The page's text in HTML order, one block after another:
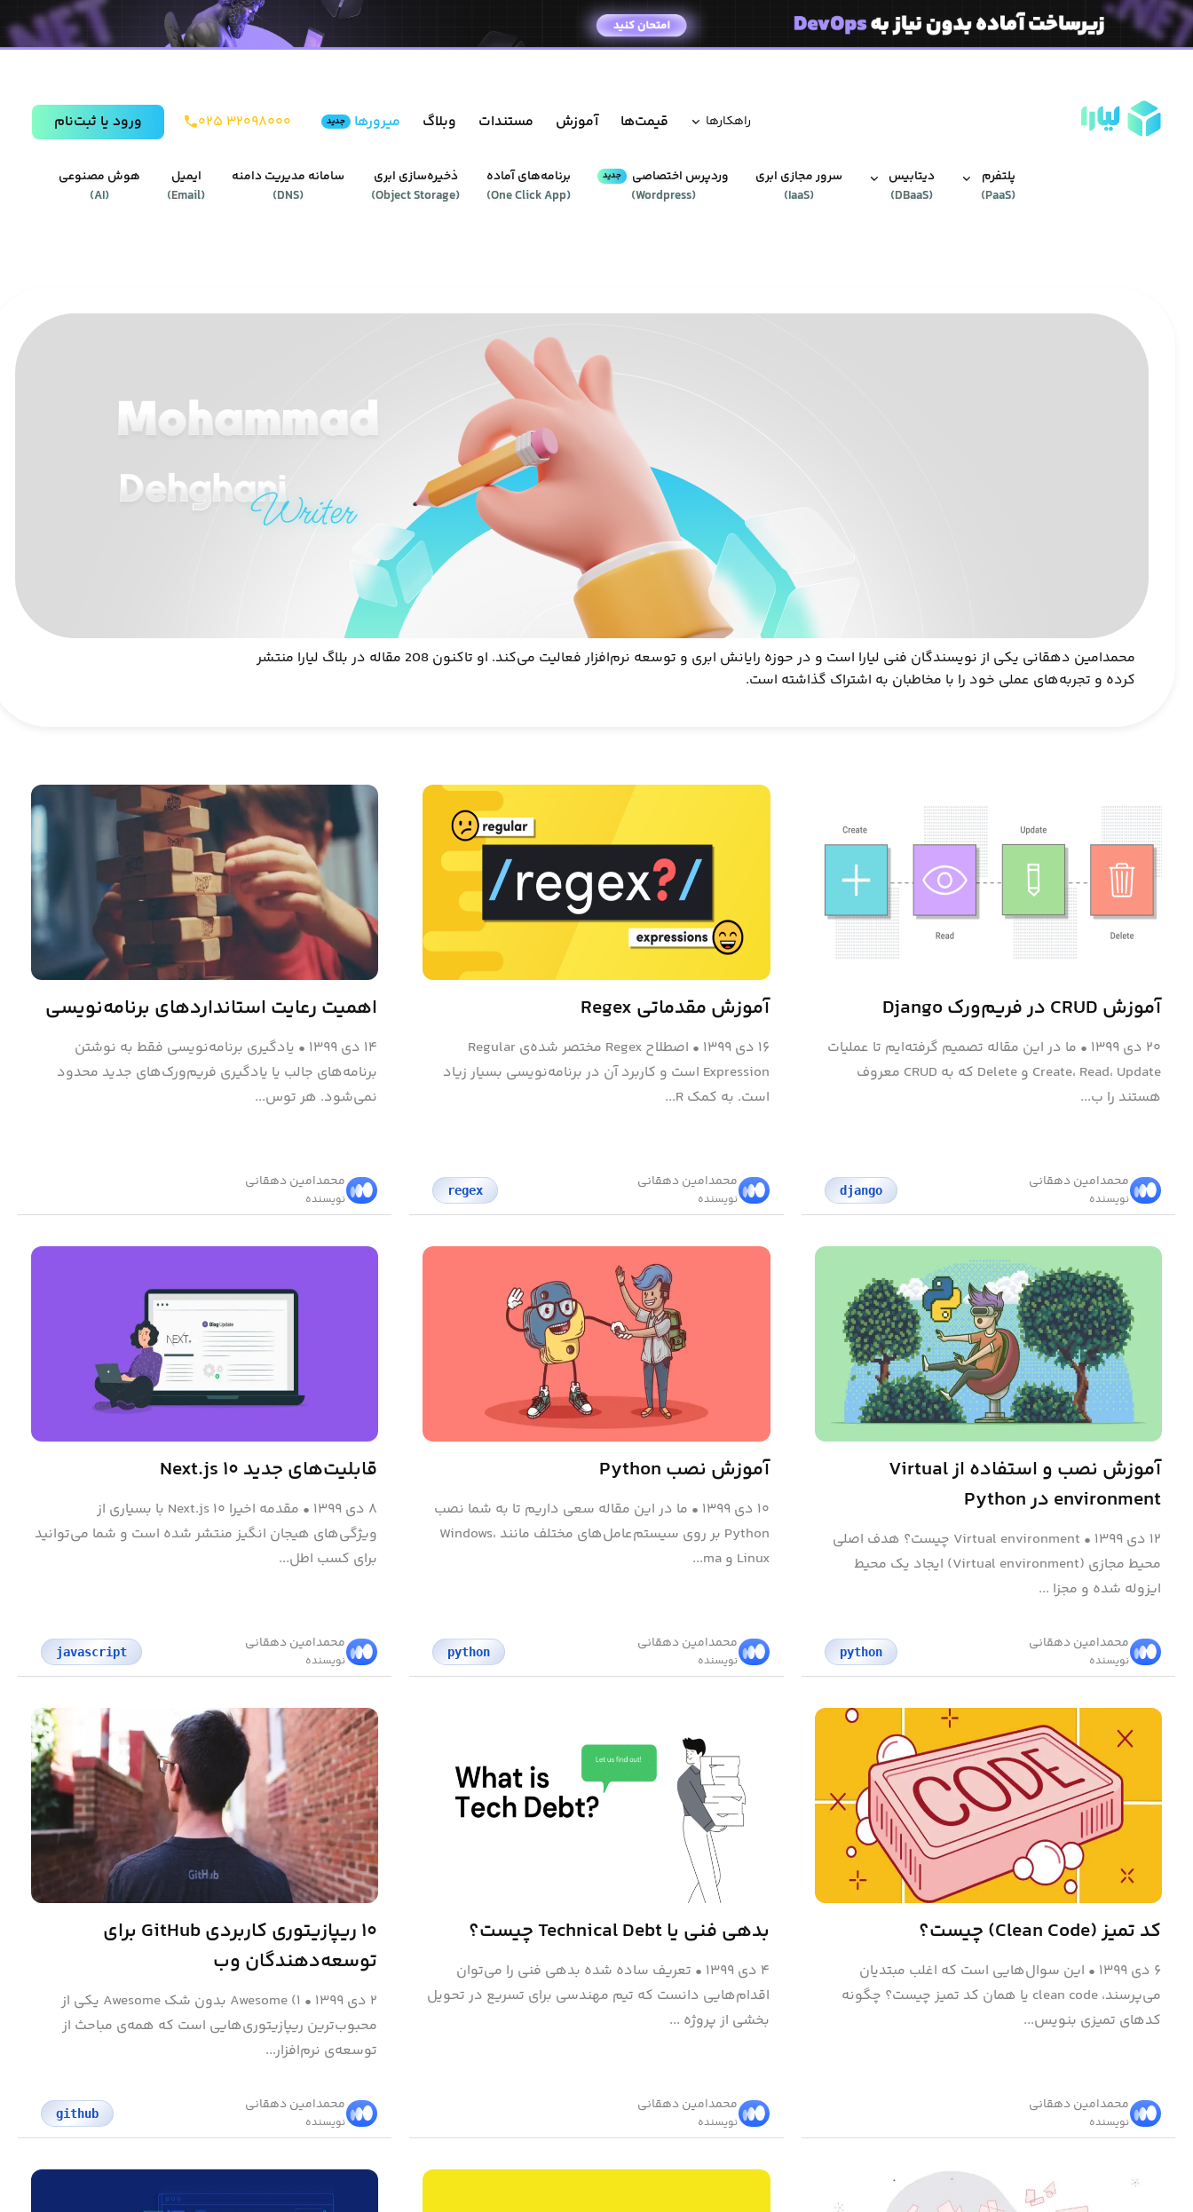
راهکار‌ها قیمت‌ها آموزش مستندات وبلاگ میرورها جدید ۰۲۵ ۳۲۰۹۸۰۰۰ ورود يا ثبت‌نام
هوش مصنوعی
(
AI
)
ایمیل
(
Email
)
سامانه مدیریت دامنه
(
DNS
)
ذخیره‌سازی ابری
(
Object Storage
)
برنامه‌های آماده
(
One Click App
)
وردپرس‌ اختصاصی جدید
(
Wordpress
)
سرور مجازی ابری
(
IaaS
)
دیتابیس‌
(
DBaaS
)
پلتفرم
(
PaaS
)
محمد‌امین دهقانی یکی از نویسندگان فنی لیارا است و در حوزه رایانش ابری و توسعه نرم‌افزار فعالیت می‌کند. او تاکنون 208 مقاله در بلاگ لیارا منتشر
کرده و تجربه‌های عملی خود را با مخاطبان به اشتراک گذاشته است.
آموزش CRUD در فریم‌ورک Django
۲۰ دی ۱۳۹۹ • ما در این مقاله تصمیم گرفته‌ایم تا عملیات‌
Create، Read، Update و Delete که به CRUD معروف
هستند را ب...
محمد‌امین دهقانی
نویسنده
django
آموزش مقدماتی Regex
۱۶ دی ۱۳۹۹ •
اصطلاح Regex مختصر شده‌ی Regular
Expression است و کاربرد آن در برنامه‌نویسی بسیار زیاد
است. به کمک R...
محمد‌امین دهقانی
نویسنده
regex
اهمیت رعایت استانداردهای برنامه‌نویسی
۱۴ دی ۱۳۹۹ • یادگیری برنامه‌نویسی فقط به نوشتن
برنامه‌های جالب یا یادگیری فریم‌ورک‌های جدید محدود
نمی‌شود. هر توس...
محمد‌امین دهقانی
نویسنده
آموزش نصب و استفاده از Virtual
environment در Python
۱۲ دی ۱۳۹۹ •
Virtual environment چیست؟ هدف اصلی
محیط مجازی (Virtual environment) ایجاد یک محیط
ایزوله شده و مجزا ...
محمد‌امین دهقانی
نویسنده
python
آموزش نصب Python
۱۰ دی ۱۳۹۹ • ما در این مقاله سعی داریم تا به شما نصب
Python بر روی سیستم‌عامل‌های مختلف مانند Windows،
Linux و ma...
محمد‌امین دهقانی
نویسنده
python
قابلیت‌های جدید Next.js ۱۰
۸ دی ۱۳۹۹ •
مقدمه اخیرا Next.js ۱۰ با بسیاری از
ویژگی‌های هیجان انگیز منتشر شده است و شما می‌توانید
برای کسب اطل...
محمد‌امین دهقانی
نویسنده
javascript
کد تمیز (Clean Code) چیست؟
۶ دی ۱۳۹۹ • این سوال‌هایی است که اغلب مبتدیان
می‌پرسند، clean code یا همان کد تمیز چیست؟ چگونه
کدهای تمیزی بنویس...
محمد‌امین دهقانی
نویسنده
بدهی فنی یا Technical Debt چیست؟
۴ دی ۱۳۹۹ • تعریف ساده شده بدهی فنی را می‌توان
اقدام‌هایی دانست که تیم مهندسی برای تسریع در تحویل
بخشی از پروژه ...
محمد‌امین دهقانی
نویسنده
۱۰ ریپازیتوری کاربردی GitHub برای
توسعه‌دهندگان وب
۲ دی ۱۳۹۹ •
۱) Awesome بدون شک Awesome یکی از
محبوب‌ترین ریپازیتوری‌هایی است که همه‌ی مباحث از
توسعه‌ی نرم‌افزار...
محمد‌امین دهقانی
نویسنده
github